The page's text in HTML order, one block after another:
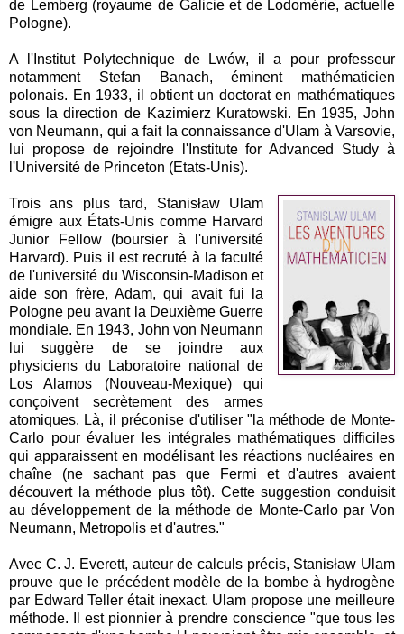
de Lemberg (royaume de Galicie et de Lodomérie, actuelle
Pologne).
A l'Institut Polytechnique de Lwów, il a pour professeur
notamment Stefan Banach, éminent mathématicien
polonais. En 1933, il obtient un doctorat en mathématiques
sous la direction de Kazimierz Kuratowski. En 1935, John
von Neumann, qui a fait la connaissance d'Ulam à Varsovie,
lui propose de rejoindre l'Institute for Advanced Study à
l'Université de Princeton (Etats-Unis).
Trois ans plus tard, Stanisław Ulam
émigre aux États-Unis comme Harvard
Junior Fellow (boursier à l'université
Harvard). Puis il est recruté à la faculté
de l'université du Wisconsin-Madison et
aide son frère, Adam, qui avait fui la
Pologne peu avant la Deuxième Guerre
mondiale. En 1943, John von Neumann
lui suggère de se joindre aux
physiciens du Laboratoire national de
Los Alamos (Nouveau-Mexique) qui
conçoivent secrètement des armes
atomiques. Là, il préconise d'utiliser "la méthode de Monte-
Carlo pour évaluer les intégrales mathématiques difficiles
qui apparaissent en modélisant les réactions nucléaires en
chaîne (ne sachant pas que Fermi et d'autres avaient
découvert la méthode plus tôt). Cette suggestion conduisit
au développement de la méthode de Monte-Carlo par Von
Neumann, Metropolis et d'autres."
Avec C. J. Everett, auteur de calculs précis, Stanisław Ulam
prouve que le précédent modèle de la bombe à hydrogène
par Edward Teller était inexact. Ulam propose une meilleure
méthode. Il est pionnier à prendre conscience "que tous les